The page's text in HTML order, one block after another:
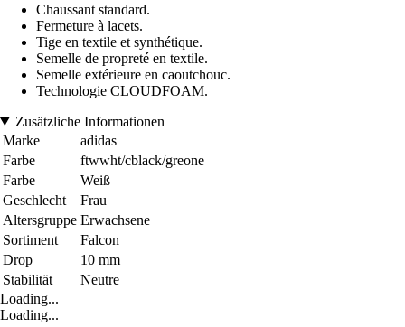
Chaussant standard.
Fermeture à lacets.
Tige en textile et synthétique.
Semelle de propreté en textile.
Semelle extérieure en caoutchouc.
Technologie CLOUDFOAM.
Zusätzliche Informationen
Marke
adidas
Farbe
ftwwht/cblack/greone
Farbe
Weiß
Geschlecht
Frau
Altersgruppe Erwachsene
Sortiment
Falcon
Drop
10 mm
Stabilität
Neutre
Loading...
Loading...